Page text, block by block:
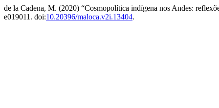
de la Cadena, M. (2020) “Cosmopolítica indígena nos Andes:
e019011. doi:10.20396/maloca.v2i.13404.